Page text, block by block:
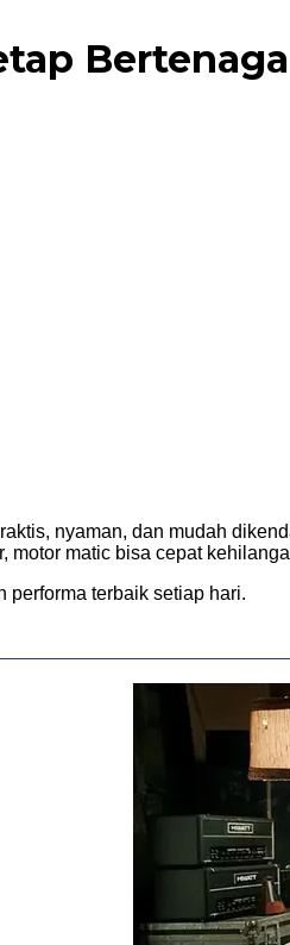
nyaman, dan mudah
matic bisa cepat
performa terbaik setiap hari.